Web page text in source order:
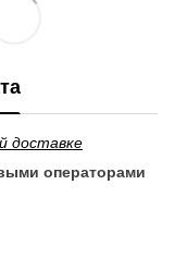
доставке
операторами